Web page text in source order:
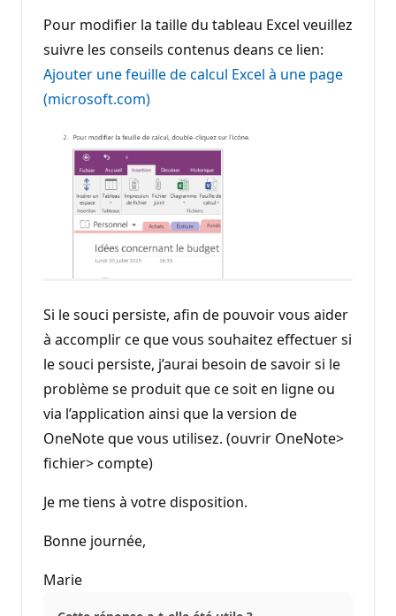
Pour modifier la taille du tableau Excel veuillez
suivre les conseils contenus deans ce lien:
Ajouter une feuille de calcul Excel à une page
(microsoft.com)
Si le souci persiste, afin de pouvoir vous aider
à accomplir ce que vous souhaitez effectuer si
le souci persiste, j’aurai besoin de savoir si le
problème se produit que ce soit en ligne ou
via l’application ainsi que la version de
OneNote que vous utilisez. (ouvrir OneNote>
fichier> compte)
Je me tiens à votre disposition.
Bonne journée,
Marie